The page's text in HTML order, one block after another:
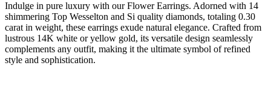
Indulge in pure luxury with our Flower Earrings. Adorned with 14
shimmering Top Wesselton and Si quality diamonds, totaling 0.30
carat in weight, these earrings exude natural elegance. Crafted from
lustrous 14K white or yellow gold, its versatile design seamlessly
complements any outfit, making it the ultimate symbol of refined
style and sophistication.